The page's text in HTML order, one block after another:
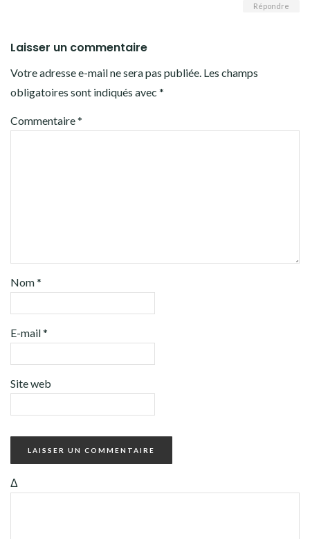
Répondre
Laisser un commentaire
Votre adresse e-mail ne sera pas publiée. Les champs
obligatoires sont indiqués avec *
Commentaire*
Nom*
E-mail*
Site web
Δ